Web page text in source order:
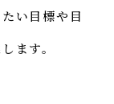
い目標や目
ます。